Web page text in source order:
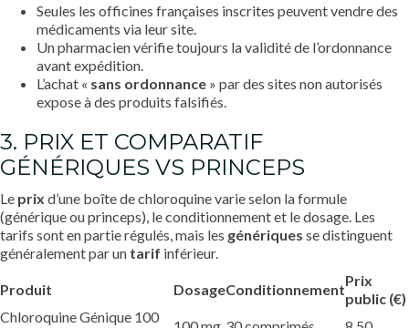
Seules les officines françaises inscrites peuvent vendre des
médicaments via leur site.
Un pharmacien vérifie toujours la validité de l’ordonnance
avant expédition.
L’achat « sans ordonnance » par des sites non autorisés
expose à des produits falsifiés.
3. PRIX ET COMPARATIF
GÉNÉRIQUES VS PRINCEPS
Le prix d’une boîte de chloroquine varie selon la formule
(générique ou princeps), le conditionnement et le dosage. Les
tarifs sont en partie régulés, mais les génériques se distinguent
généralement par un tarif inférieur.
Produit DosageConditionnement
Prix
public (€)
Chloroquine Génique 100